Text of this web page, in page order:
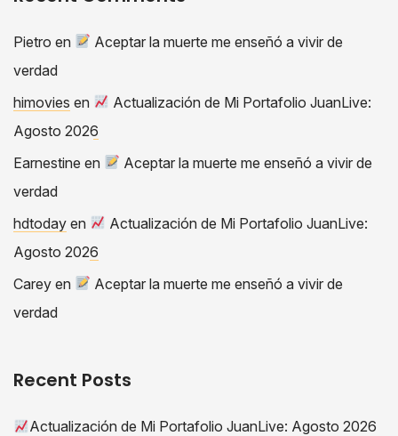
Pietro en
Aceptar la muerte me enseñó a vivir de
verdad
himovies en
Actualización de Mi Portafolio JuanLive:
Agosto 2026
Earnestine en
Aceptar la muerte me enseñó a vivir de
verdad
hdtoday en
Actualización de Mi Portafolio JuanLive:
Agosto 2026
Carey en
Aceptar la muerte me enseñó a vivir de
verdad
Recent Posts
Actualización de Mi Portafolio JuanLive: Agosto 2026